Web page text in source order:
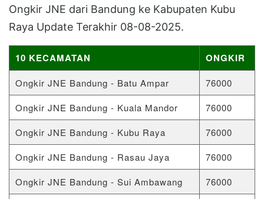
Ongkir JNE dari Bandung ke Kabupaten Kubu
Raya Update Terakhir 08-08-2025.
10 KECAMATAN ONGKIR
Ongkir JNE Bandung - Batu Ampar
76000
Ongkir JNE Bandung - Kuala Mandor
76000
Ongkir JNE Bandung - Kubu Raya
76000
Ongkir JNE Bandung - Rasau Jaya
76000
Ongkir JNE Bandung - Sui Ambawang
76000